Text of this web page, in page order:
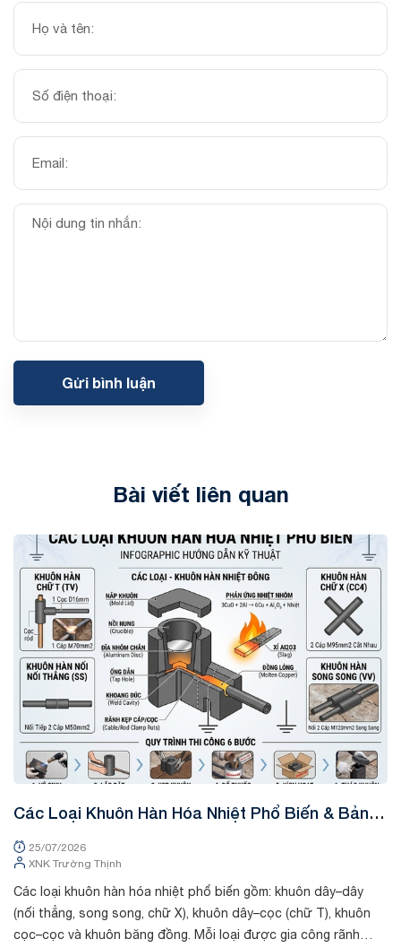
Gửi bình luận
Bài viết liên quan
Các Loại Khuôn Hàn Hóa Nhiệt Phổ Biến & Bảng
Tra Mã Kỹ Thuật
25/07/2026
XNK Trường Thịnh
Các loại khuôn hàn hóa nhiệt phổ biến gồm: khuôn dây–dây
(nối thẳng, song song, chữ X), khuôn dây–cọc (chữ T), khuôn
cọc–cọc và khuôn băng đồng. Mỗi loại được gia công rãnh